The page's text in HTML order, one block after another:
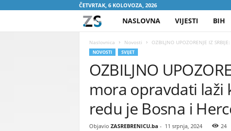
ČETVRTAK, 6 KOLOVOZA, 2026
A
S
E
B
NASLOVNA VIJESTI BIH
Naslovnica Novosti OZBILJNO UPOZORENJE IZ
NOVOSTI SVIJET
OZBILJNO
mora opravdati laži
redu je Bosna i
Objavio ZASREBRENICU.ba - 11 srpnja, 2024 24